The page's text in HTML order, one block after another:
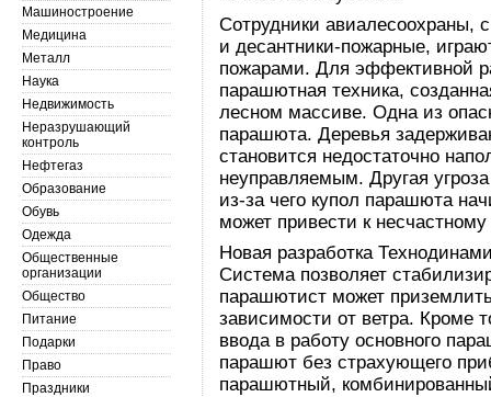
Сотрудники авиалесоохраны,
и десантники-пожарные,
пожарами. Для эффективной
парашютная техника,
лесном массиве. Одна из
парашюта. Деревья
становится недостаточно
неуправляемым. Другая
из-за чего купол парашюта
может привести к
Новая разработка
Система позволяет
парашютист может
зависимости от ветра. Кроме
ввода в работу основного
парашют без страхующего
парашютный,
Машиностроение
Медицина
Металл
Наука
Недвижимость
Неразрушающий
контроль
Нефтегаз
Образование
Обувь
Одежда
Общественные
организации
Общество
Питание
Подарки
Право
Праздники